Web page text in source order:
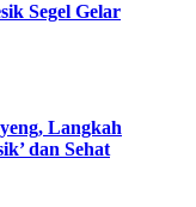
Segel Gelar
Langkah
dan Sehat